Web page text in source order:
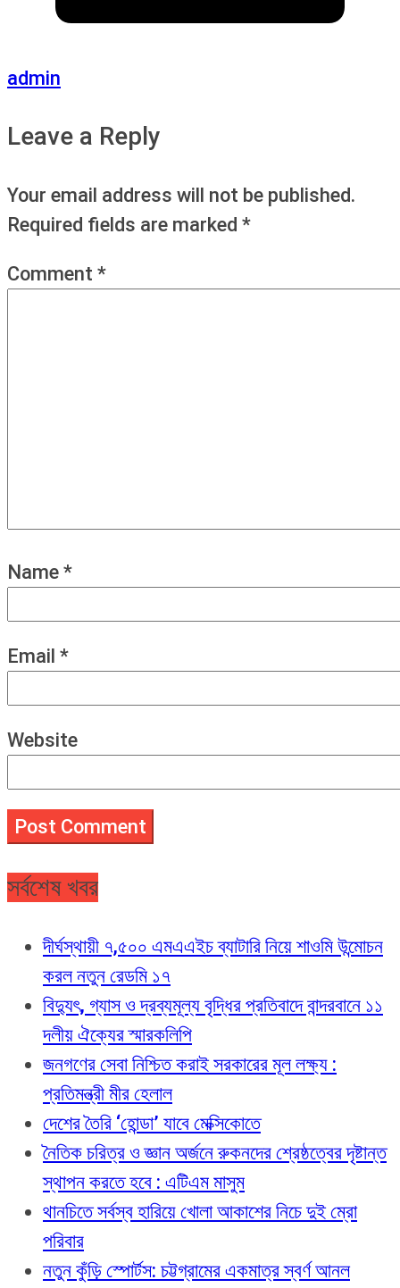
admin
Leave a Reply
Your email address will not be published.
Required fields are marked *
Comment *
Name *
Email *
Website
সর্বশেষ খবর
দীর্ঘস্থায়ী ৭,৫০০ এমএএইচ ব্যাটারি নিয়ে শাওমি উন্মোচন
করল নতুন রেডমি ১৭
বিদ্যুৎ, গ্যাস ও দ্রব্যমূল্য বৃদ্ধির প্রতিবাদে বান্দরবানে ১১
দলীয় ঐক্যের স্মারকলিপি
জনগণের সেবা নিশ্চিত করাই সরকারের মূল লক্ষ্য :
প্রতিমন্ত্রী মীর হেলাল
দেশের তৈরি ‘হোন্ডা’ যাবে মেক্সিকোতে
নৈতিক চরিত্র ও জ্ঞান অর্জনে রুকনদের শ্রেষ্ঠত্বের দৃষ্টান্ত
স্থাপন করতে হবে : এটিএম মাসুম
থানচিতে সর্বস্ব হারিয়ে খোলা আকাশের নিচে দুই ম্রো
পরিবার
নতুন কুঁড়ি স্পোর্টস: চট্টগ্রামের একমাত্র স্বর্ণ আনল